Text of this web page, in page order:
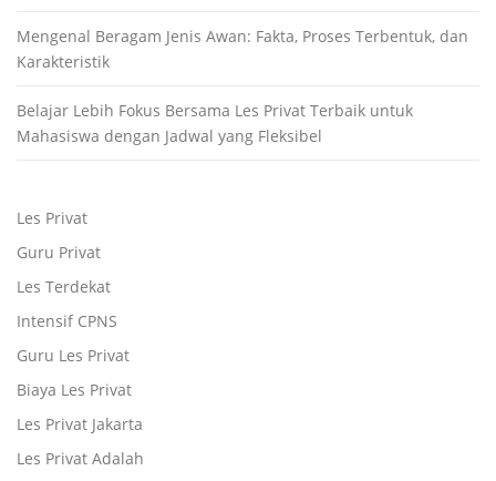
Mengenal Beragam Jenis Awan: Fakta, Proses Terbentuk, dan
Karakteristik
Belajar Lebih Fokus Bersama Les Privat Terbaik untuk
Mahasiswa dengan Jadwal yang Fleksibel
Les Privat
Guru Privat
Les Terdekat
Intensif CPNS
Guru Les Privat
Biaya Les Privat
Les Privat Jakarta
Les Privat Adalah